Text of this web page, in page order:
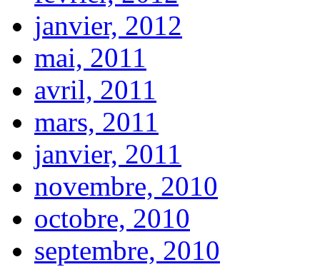
janvier, 2012
mai, 2011
avril, 2011
mars, 2011
janvier, 2011
novembre, 2010
octobre, 2010
septembre, 2010